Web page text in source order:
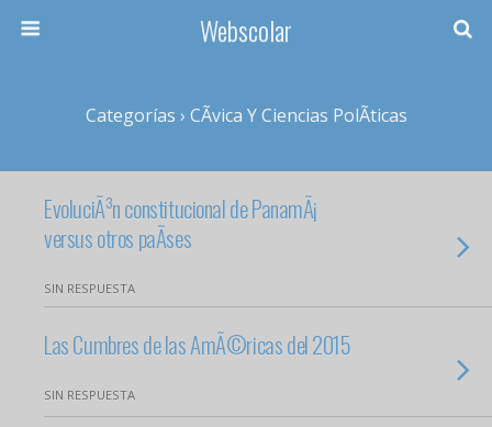
Webscolar
Categorías › CÃ­vica Y Ciencias PolÃ­ticas
EvoluciÃ³n constitucional de PanamÃ¡
versus otros paÃ­ses
SIN RESPUESTA
Las Cumbres de las AmÃ©ricas del 2015
SIN RESPUESTA